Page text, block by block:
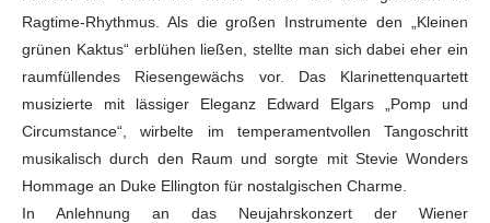
Ragtime-Rhythmus. Als die großen Instrumente den „Kleinen
grünen Kaktus“ erblühen ließen, stellte man sich dabei eher ein
raumfüllendes Riesengewächs vor. Das Klarinettenquartett
musizierte mit lässiger Eleganz Edward Elgars „Pomp und
Circumstance“, wirbelte im temperamentvollen Tangoschritt
musikalisch durch den Raum und sorgte mit Stevie Wonders
Hommage an Duke Ellington für nostalgischen Charme.
In Anlehnung an das Neujahrskonzert der Wiener